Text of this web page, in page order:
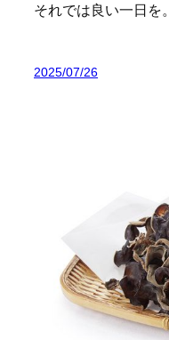
それでは良い一日を。
2025/07/26